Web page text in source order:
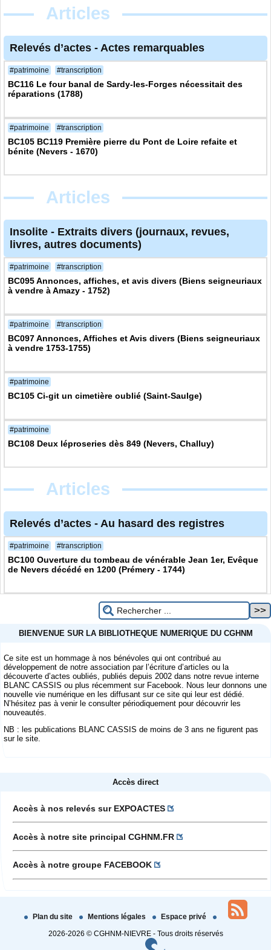
Articles
Relevés d’actes - Actes remarquables
#patrimoine #transcription
BC116 Le four banal de Sardy-les-Forges nécessitait des
réparations (1788)
#patrimoine #transcription
BC105 BC119 Première pierre du Pont de Loire refaite et
bénite (Nevers - 1670)
Articles
Insolite - Extraits divers (journaux, revues,
livres, autres documents)
#patrimoine #transcription
BC095 Annonces, affiches, et avis divers (Biens seigneuriaux
à vendre à Amazy - 1752)
#patrimoine #transcription
BC097 Annonces, Affiches et Avis divers (Biens seigneuriaux
à vendre 1753-1755)
#patrimoine
BC105 Ci-git un cimetière oublié (Saint-Saulge)
#patrimoine
BC108 Deux léproseries dès 849 (Nevers, Challuy)
Articles
Relevés d’actes - Au hasard des registres
#patrimoine #transcription
BC100 Ouverture du tombeau de vénérable Jean 1er, Evêque
de Nevers décédé en 1200 (Prémery - 1744)
BIENVENUE SUR LA BIBLIOTHEQUE NUMERIQUE DU CGHNM
Ce site est un hommage à nos bénévoles qui ont contribué au
développement de notre association par l’écriture d’articles ou la
découverte d’actes oubliés, publiés depuis 2002 dans notre revue interne
BLANC CASSIS ou plus récemment sur Facebook. Nous leur donnons une
nouvelle vie numérique en les diffusant sur ce site qui leur est dédié.
N’hésitez pas à venir le consulter périodiquement pour découvrir les
nouveautés.
NB : les publications BLANC CASSIS de moins de 3 ans ne figurent pas
sur le site.
Accès direct
Accès à nos relevés sur EXPOACTES
Accès à notre site principal CGHNM.FR
Accès à notre groupe FACEBOOK
Plan du site Mentions légales
Espace privé
2026-2026 © CGHNM-NIEVRE - Tous droits réservés